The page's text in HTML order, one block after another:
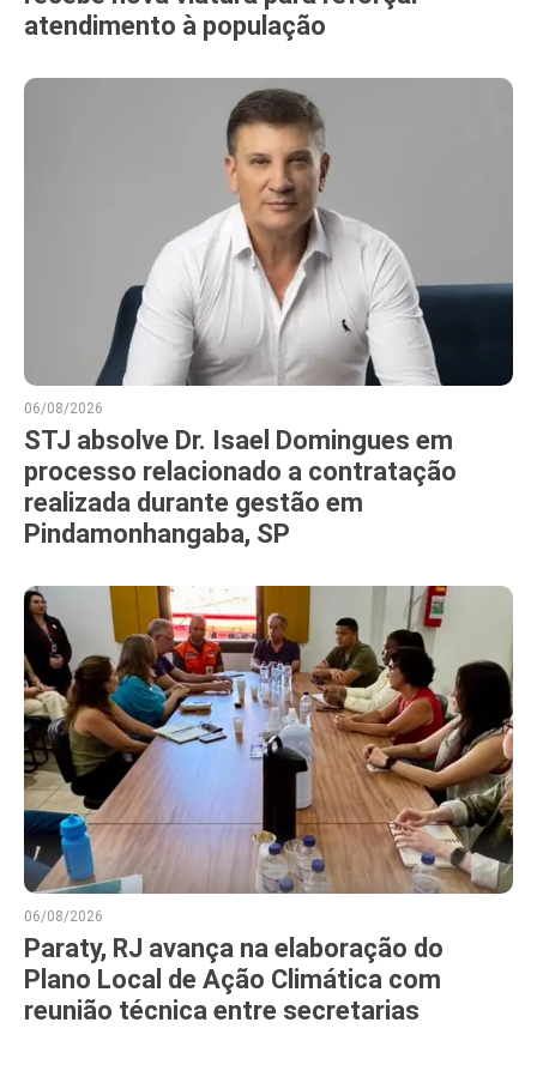
atendimento à população
06/08/2026
STJ absolve Dr. Isael Domingues em
processo relacionado a contratação
realizada durante gestão em
Pindamonhangaba, SP
06/08/2026
Paraty, RJ avança na elaboração do
Plano Local de Ação Climática com
reunião técnica entre secretarias